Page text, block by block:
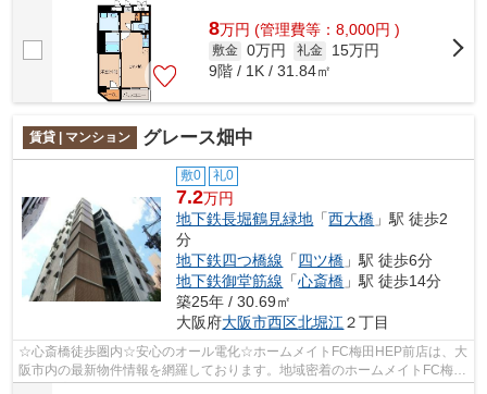
8万円 (管理費等：8,000円 )
敷金 0万円 礼金
15万円
9階 / 1K / 31.84㎡
賃貸 | マンション グレース畑中
敷0 礼0
7.2万円
地下鉄長堀鶴見緑地 「西大橋 」駅 徒歩2
分
地下鉄四つ橋線 「四ツ橋 」駅 徒歩6分
地下鉄御堂筋線 「心斎橋 」駅 徒歩14分
築25年 / 30.69㎡
大阪府大阪市西区北堀江 ２丁目
☆心斎橋徒歩圏内☆安心のオール電化☆ホームメイトFC梅田HEP前店は、大
阪市内の最新物件情報を網羅しております。地域密着のホームメイトFC梅田
HEP前店だからできるお部屋探し品質であな...